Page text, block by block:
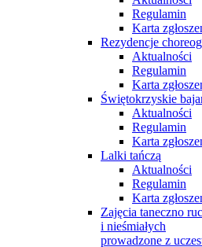
Regulamin
Karta
Rezydencje
Aktualności
Regulamin
Karta
Świętokrzyskie
Aktualności
Regulamin
Karta
Lalki tańczą
Aktualności
Regulamin
Karta
Zajęcia taneczno
i nieśmiałych
prowadzone z